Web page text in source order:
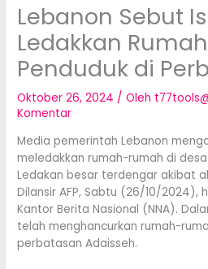
Lebanon Sebut
Ledakkan
Penduduk di
Oktober 26, 2024 / Oleh
Komentar
Media pemerintah Lebanon
meledakkan rumah-rumah di
Ledakan besar terdengar akibat
Dilansir AFP, Sabtu (26/10/2024),
Kantor Berita Nasional (NNA).
telah menghancurkan rumah-
perbatasan Adaisseh.